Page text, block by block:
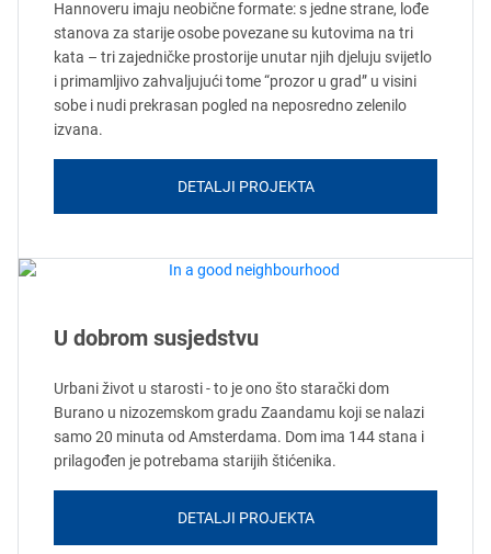
Hannoveru imaju neobične formate: s jedne strane, lođe
stanova za starije osobe povezane su kutovima na tri
kata – tri zajedničke prostorije unutar njih djeluju svijetlo
i primamljivo zahvaljujući tome “prozor u grad” u visini
sobe i nudi prekrasan pogled na neposredno zelenilo
izvana.
DETALJI PROJEKTA
U dobrom susjedstvu
Urbani život u starosti - to je ono što starački dom
Burano u nizozemskom gradu Zaandamu koji se nalazi
samo 20 minuta od Amsterdama. Dom ima 144 stana i
prilagođen je potrebama starijih štićenika.
DETALJI PROJEKTA